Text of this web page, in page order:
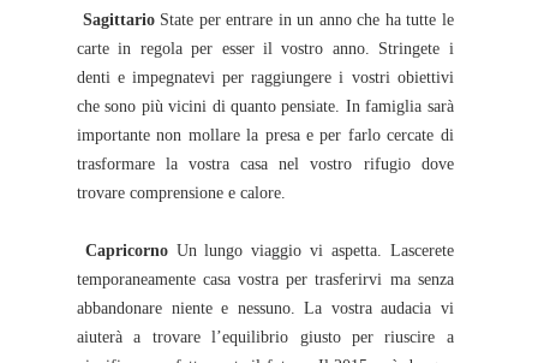
SagittarioState per entrare in un anno che ha tutte le
carte in regola per esser il vostro anno. Stringete i
denti e impegnatevi per raggiungere i vostri obiettivi
che sono più vicini di quanto pensiate. In famiglia sarà
importante non mollare la presa e per farlo cercate di
trasformare la vostra casa nel vostro rifugio dove
trovare comprensione e calore.
Capricorno Un lungo viaggio vi aspetta. Lascerete
temporaneamente casa vostra per trasferirvi ma senza
abbandonare niente e nessuno. La vostra audacia vi
aiuterà a trovare l’equilibrio giusto per riuscire a